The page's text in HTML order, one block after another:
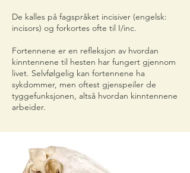
De kalles på fagspråket incisiver (engelsk:
incisors) og forkortes ofte til I/inc.
Fortennene er en refleksjon av hvordan
kinntennene til hesten har fungert gjennom
livet. Selvfølgelig kan fortennene ha
sykdommer, men oftest gjenspeiler de
tyggefunksjonen, altså hvordan kinntennene
arbeider.